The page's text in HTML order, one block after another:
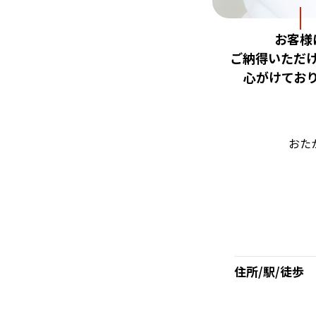
お客様
ご納得いただ
心がけてお
おた
住所/駅/徒歩